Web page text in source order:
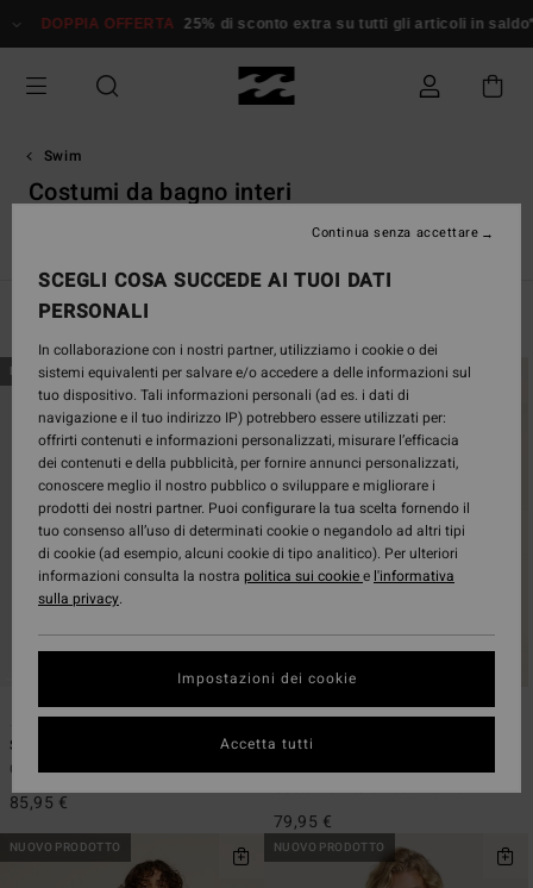
alla
griglie
prodotti
25% di sconto extra su tutti gli articoli in saldo* Donna
Swim
Costumi da bagno interi
Filtra e Ordina
Salta
ai
criteri
ricerca
Vai
a
visualizza
ordine
NUOVO PRODOTTO
Sol Searcher Isla One-Piece
Costume intero Nero Donna
85,95 €
NUOVO PRODOTTO
2 ECO
Summer High Square Tanker One-
Costume intero Rosa Donna
79,95 €
NUOVO PRODOTTO NUOVO PRODOTTO
SCEGLI COSA SUCCEDE AI TUOI DATI
PERSONALI
In collaborazione con i nostri partner, utilizziamo i cookie o dei
sistemi equivalenti per salvare e/o accedere a delle informazioni sul
tuo dispositivo. Tali informazioni personali (ad es. i dati di
navigazione e il tuo indirizzo IP) potrebbero essere utilizzati per:
offrirti contenuti e informazioni personalizzati, misurare l’efficacia
dei contenuti e della pubblicità, per fornire annunci personalizzati,
conoscere meglio il nostro pubblico o sviluppare e migliorare i
prodotti dei nostri partner. Puoi configurare la tua scelta fornendo il
tuo consenso all’uso di determinati cookie o negandolo ad altri tipi
di cookie (ad esempio, alcuni cookie di tipo analitico). Per ulteriori
informazioni consulta la nostra politica sui cookiee l'informativa
sulla privacy.
Impostazioni dei cookie
Continua senza accettare
Accetta tutti